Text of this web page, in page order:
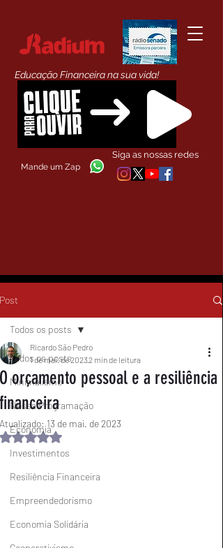
Educação Financeira na sua vida!
Siga as nossas redes
Mande um Zap
Post
Todos os posts
Minimalismo
Nossa Programação
Economia
Investimentos
Resiliência Financeira
Empreendedorismo
Economia Solidária
Todos os posts
O orçamento pessoal e a resiliência
financeira
Ricardo São Pedro
1 de mai. de 20232 min de leitura
Atualizado:13 de mai. de 2023
Avaliado com NaN de 5 estrelas.